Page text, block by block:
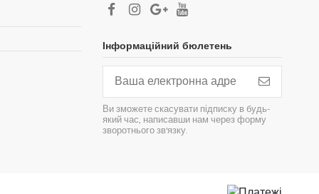
Інформаційний бюлетень
Ви зможете скасувати підписку в будь-
який час, написавши нам через форму
зворотнього зв'язку.